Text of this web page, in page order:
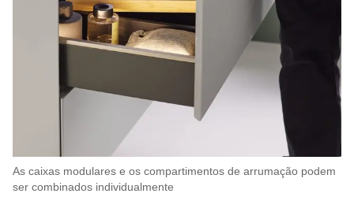
As caixas modulares e os compartimentos de arrumação podem
ser combinados individualmente